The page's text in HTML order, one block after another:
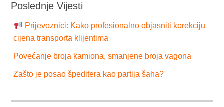
Poslednje Vijesti
Prijevoznici: Kako profesionalno objasniti korekciju
cijena transporta klijentima
Povećanje broja kamiona, smanjene broja vagona
Zašto je posao špeditera kao partija šaha?